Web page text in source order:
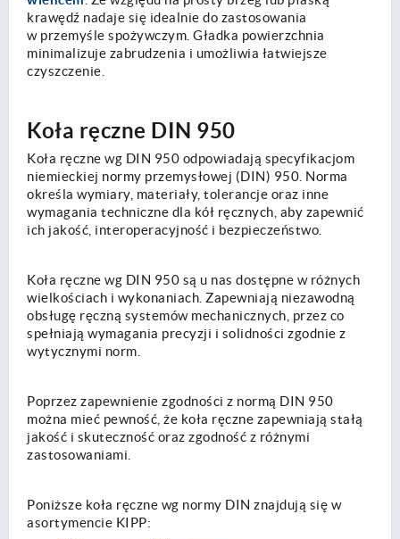
krawędź nadaje się idealnie do zastosowania
w przemyśle spożywczym. Gładka powierzchnia
minimalizuje zabrudzenia i umożliwia łatwiejsze
czyszczenie.
Koła ręczne DIN 950
Koła ręczne wg DIN 950 odpowiadają specyfikacjom
niemieckiej normy przemysłowej (DIN) 950. Norma
określa wymiary, materiały, tolerancje oraz inne
wymagania techniczne dla kół ręcznych, aby zapewnić
ich jakość, interoperacyjność i bezpieczeństwo.
Koła ręczne wg DIN 950 są u nas dostępne w różnych
wielkościach i wykonaniach. Zapewniają niezawodną
obsługę ręczną systemów mechanicznych, przez co
spełniają wymagania precyzji i solidności zgodnie z
wytycznymi norm.
Poprzez zapewnienie zgodności z normą DIN 950
można mieć pewność, że koła ręczne zapewniają stałą
jakość i skuteczność oraz zgodność z różnymi
zastosowaniami.
Poniższe koła ręczne wg normy DIN znajdują się w
asortymencie KIPP: